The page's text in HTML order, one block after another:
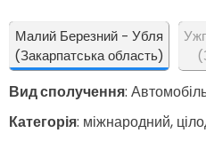
Малий Березний - Убля
(Закарпатська область)
Вид сполучення:
Категорія: міжнародний,